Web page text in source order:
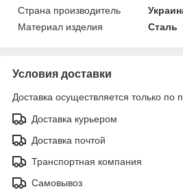
Страна производитель
Материал изделия
Сталь
Условия доставки
Доставка осуществляется только по
Доставка курьером
Доставка почтой
Транспортная компания
Самовывоз